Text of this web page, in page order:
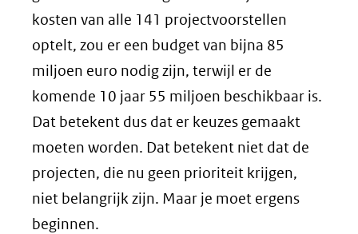
kosten van alle 141 projectvoorstellen
optelt, zou er een budget van bijna 85
miljoen euro nodig zijn, terwijl er de
komende 10 jaar 55 miljoen beschikbaar is.
Dat betekent dus dat er keuzes gemaakt
moeten worden. Dat betekent niet dat de
projecten, die nu geen prioriteit krijgen,
niet belangrijk zijn. Maar je moet ergens
beginnen.